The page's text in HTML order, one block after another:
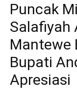
Puncak
Salafiyah
Mantewe
Bupati
Apresiasi